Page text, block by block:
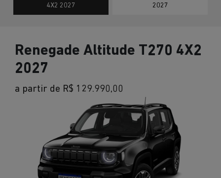
4X2 2027
2027
Renegade Altitude T270 4X2
2027
a partir de R$ 129.990,00